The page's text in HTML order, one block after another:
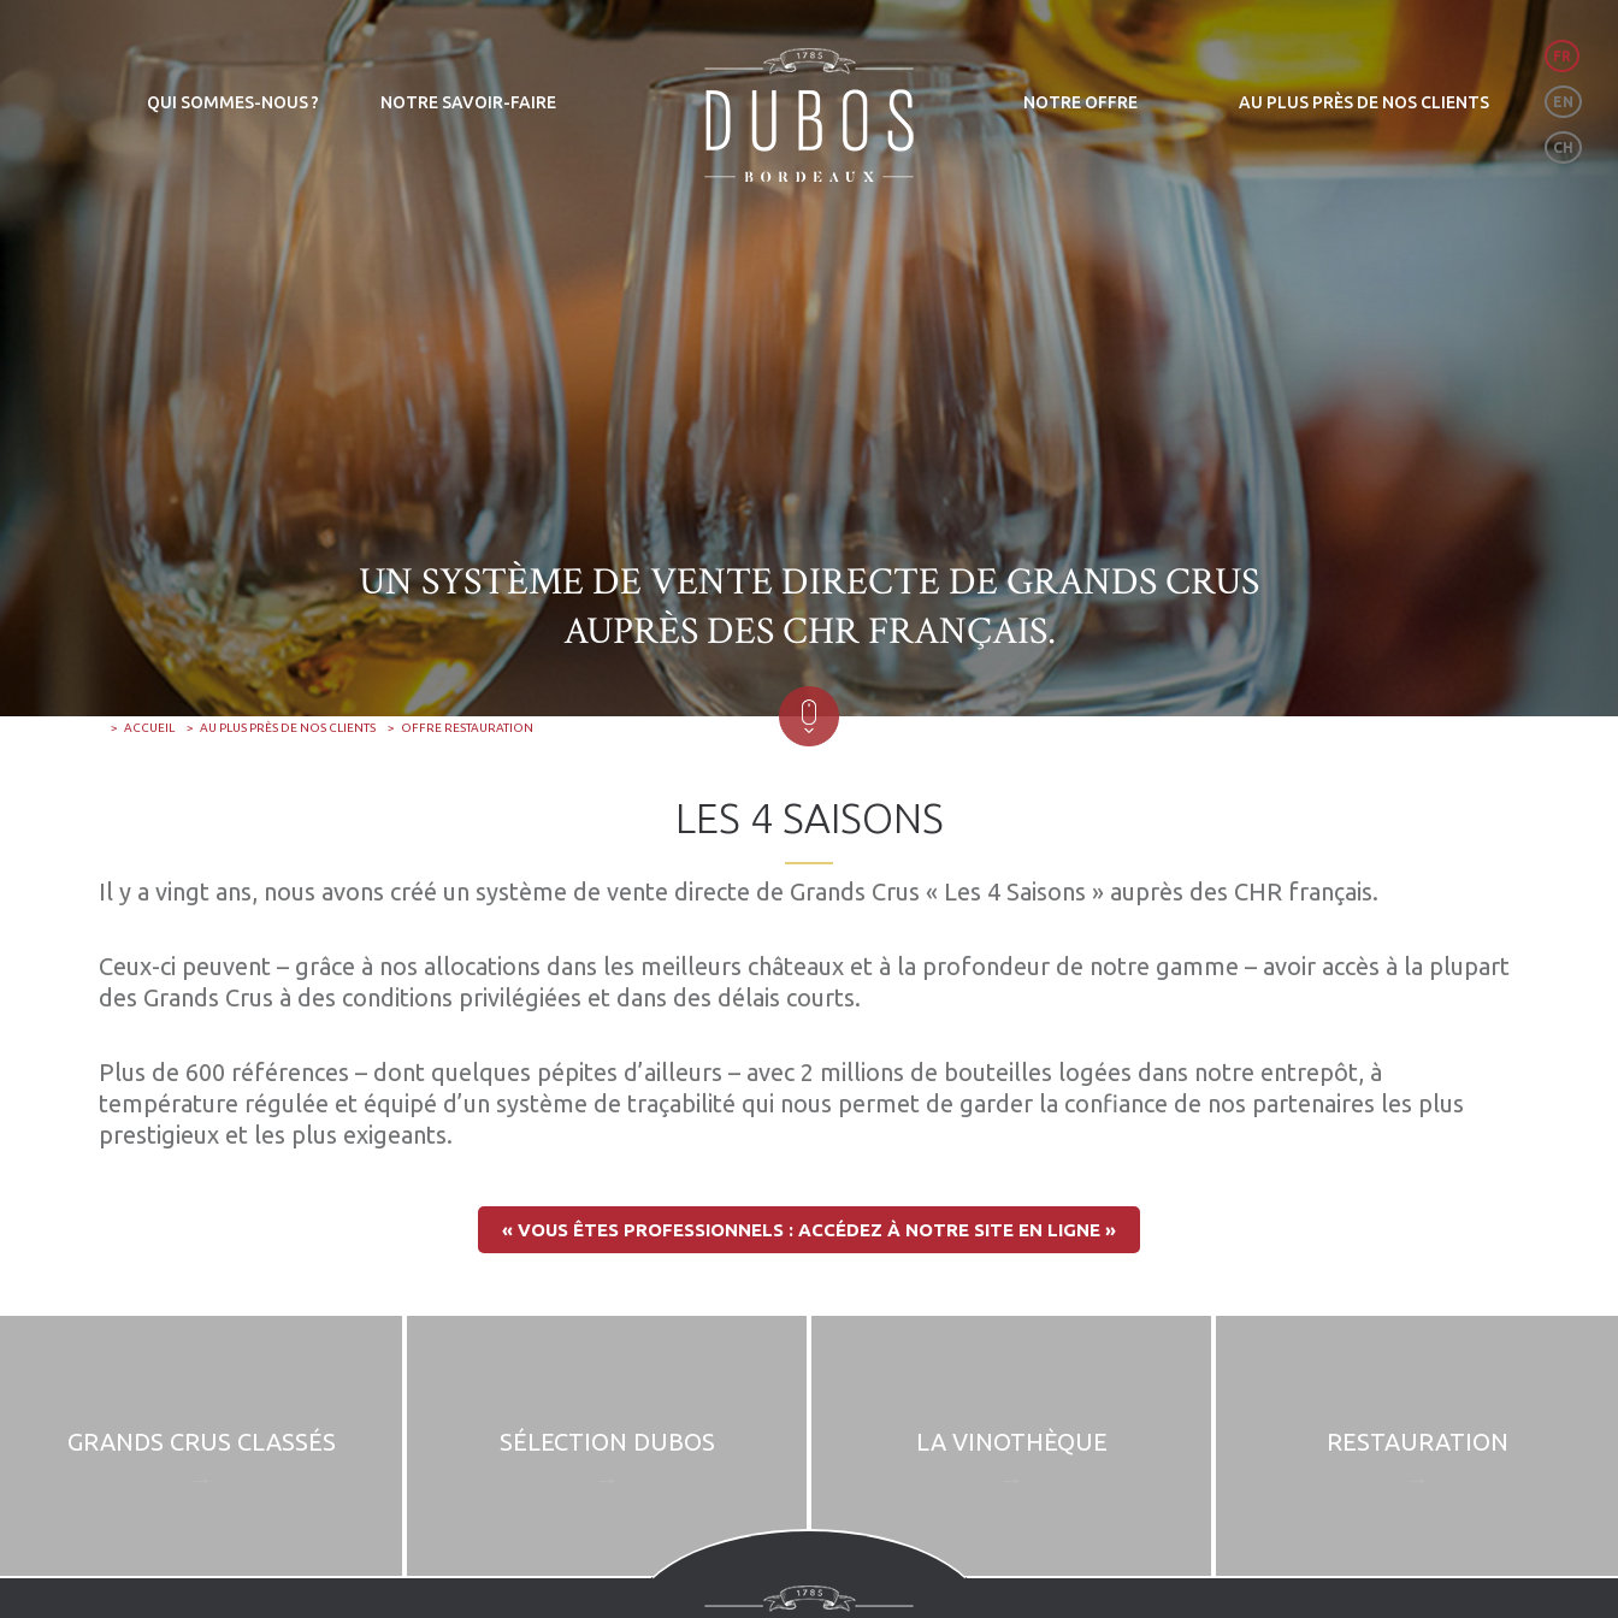
FR
EN
CH
QUI SOMMES-NOUS ? NOTRE SAVOIR-FAIRE NOTRE OFFRE AU PLUS PRÈS DE NOS CLIENTS
UN SYSTÈME DE VENTE DIRECTE DE GRANDS CRUS
AUPRÈS DES CHR FRANÇAIS.
ACCUEIL AU PLUS PRÈS DE NOS CLIENTS OFFRE RESTAURATION
LES 4 SAISONS
Il y a vingt ans, nous avons créé un système de vente directe de Grands Crus « Les 4 Saisons » auprès des CHR français.
Ceux-ci peuvent – grâce à nos allocations dans les meilleurs châteaux et à la profondeur de notre gamme – avoir accès à la plupart
des Grands Crus à des conditions privilégiées et dans des délais courts.
Plus de 600 références – dont quelques pépites d’ailleurs – avec 2 millions de bouteilles logées dans notre entrepôt, à
température régulée et équipé d’un système de traçabilité qui nous permet de garder la confiance de nos partenaires les plus
prestigieux et les plus exigeants.
« VOUS ÊTES PROFESSIONNELS : ACCÉDEZ À NOTRE SITE EN LIGNE »
GRANDS CRUS CLASSÉS SÉLECTION DUBOS LA VINOTHÈQUE RESTAURATION